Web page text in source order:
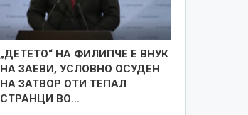
„ДЕТЕТО“ НА ФИЛИПЧЕ Е ВНУК
НА ЗАЕВИ, УСЛОВНО ОСУДЕН
НА ЗАТВОР ОТИ ТЕПАЛ
СТРАНЦИ ВО…